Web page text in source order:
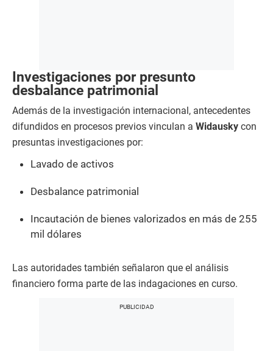
Investigaciones por presunto
desbalance patrimonial
Además de la investigación internacional, antecedentes
difundidos en procesos previos vinculan a Widausky con
presuntas investigaciones por:
Lavado de activos
Desbalance patrimonial
Incautación de bienes valorizados en más de 255
mil dólares
Las autoridades también señalaron que el análisis
financiero forma parte de las indagaciones en curso.